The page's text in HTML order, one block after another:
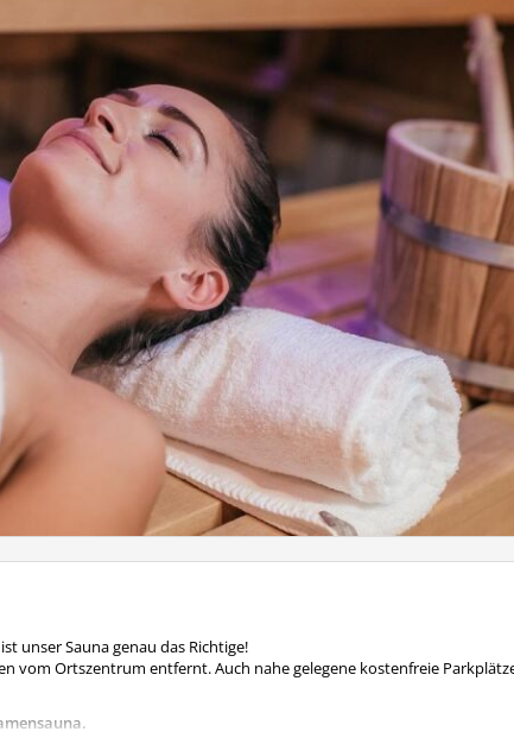
unser Sauna genau das Richtige!
vom Ortszentrum entfernt. Auch nahe gelegene kostenfreie